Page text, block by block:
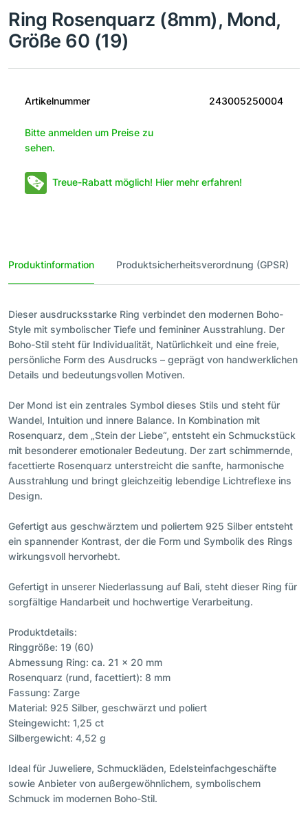
Ring Rosenquarz (8mm), Mond,
Größe 60 (19)
Artikelnummer 243005250004
Bitte anmelden um Preise zu
sehen.
Treue-Rabatt möglich! Hier mehr erfahren!
Produktinformation Produktsicherheitsverordnung (GPSR)
Dieser ausdrucksstarke Ring verbindet den modernen Boho-
Style mit symbolischer Tiefe und femininer Ausstrahlung. Der
Boho-Stil steht für Individualität, Natürlichkeit und eine freie,
persönliche Form des Ausdrucks – geprägt von handwerklichen
Details und bedeutungsvollen Motiven.
Der Mond ist ein zentrales Symbol dieses Stils und steht für
Wandel, Intuition und innere Balance. In Kombination mit
Rosenquarz, dem „Stein der Liebe“, entsteht ein Schmuckstück
mit besonderer emotionaler Bedeutung. Der zart schimmernde,
facettierte Rosenquarz unterstreicht die sanfte, harmonische
Ausstrahlung und bringt gleichzeitig lebendige Lichtreflexe ins
Design.
Gefertigt aus geschwärztem und poliertem 925 Silber entsteht
ein spannender Kontrast, der die Form und Symbolik des Rings
wirkungsvoll hervorhebt.
Gefertigt in unserer Niederlassung auf Bali, steht dieser Ring für
sorgfältige Handarbeit und hochwertige Verarbeitung.
Produktdetails:
Ringgröße: 19 (60)
Abmessung Ring: ca. 21 × 20 mm
Rosenquarz (rund, facettiert): 8 mm
Fassung: Zarge
Material: 925 Silber, geschwärzt und poliert
Steingewicht: 1,25 ct
Silbergewicht: 4,52 g
Ideal für Juweliere, Schmuckläden, Edelsteinfachgeschäfte
sowie Anbieter von außergewöhnlichem, symbolischem
Schmuck im modernen Boho-Stil.